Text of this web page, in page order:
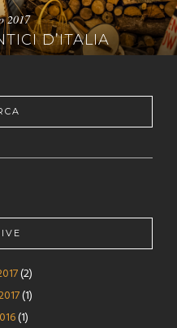
2017
D’ITALIA
(2)
(1)
(1)